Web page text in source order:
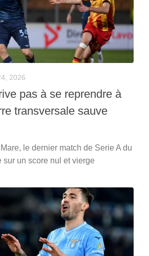
2026
pas à se reprendre à
transversale sauve
le dernier match de Serie A du
sur un score nul et vierge